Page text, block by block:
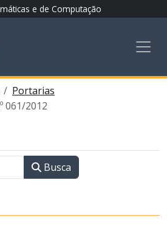
e de Computação
Portarias
061/2012
Busca